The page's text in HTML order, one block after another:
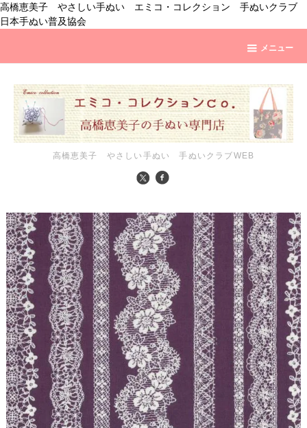
高橋恵美子 やさしい手ぬい エミコ・コレクション 手ぬいクラブ
日本手ぬい普及協会
メニュー
高橋恵美子 やさしい手ぬい 手ぬいクラブWEB